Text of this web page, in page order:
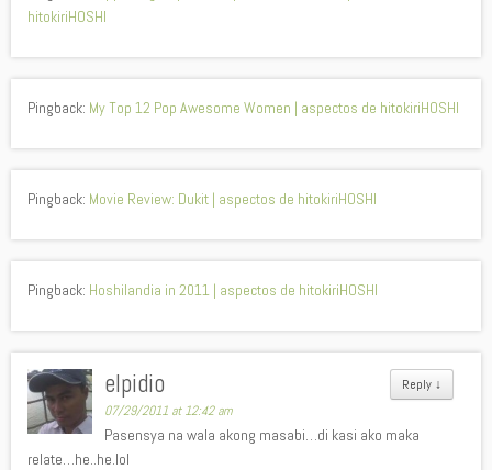
hitokiriHOSHI
Pingback: My Top 12 Pop Awesome Women | aspectos de hitokiriHOSHI
Pingback: Movie Review: Dukit | aspectos de hitokiriHOSHI
Pingback: Hoshilandia in 2011 | aspectos de hitokiriHOSHI
Reply ↓
elpidio
07/29/2011 at 12:42 am
Pasensya na wala akong masabi…di kasi ako maka
relate…he..he.lol